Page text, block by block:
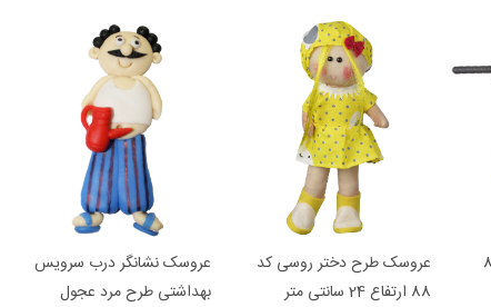
عروسک طرح دختر روسی کد
88 ارتفاع 24 سانتی متر
عروسک نشانگر درب سرویس
بهداشتی طرح مرد عجول